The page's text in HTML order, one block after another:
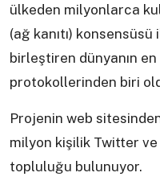
ülkeden milyonlarca
(ağ kanıtı)
birleştiren dünyanın
protokollerinden biri
Projenin web
milyon kişilik Twitter
topluluğu bulunuyor.